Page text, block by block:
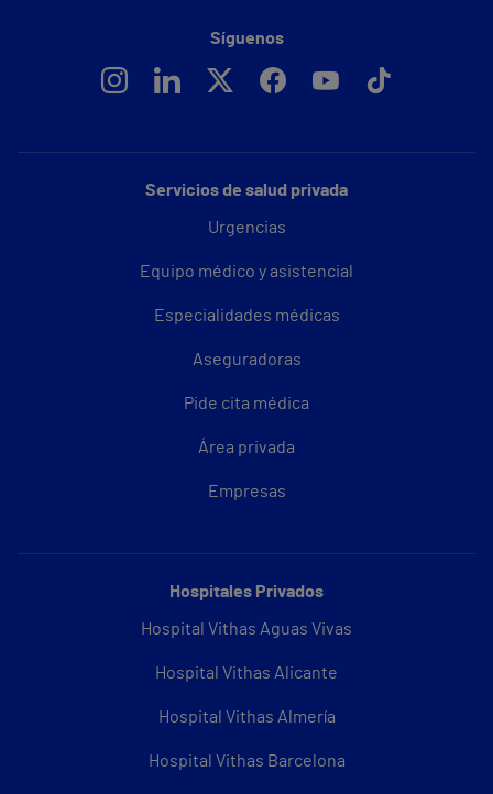
Servicios de salud privada
Urgencias
Equipo médico y asistencial
Especialidades médicas
Aseguradoras
Pide cita médica
Área privada
Empresas
Hospitales Privados
Hospital Vithas Aguas Vivas
Hospital Vithas Alicante
Hospital Vithas Almería
Hospital Vithas Barcelona
Síguenos